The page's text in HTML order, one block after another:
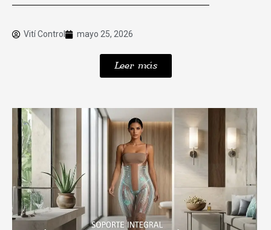
Vití Control mayo 25, 2026
Leer más